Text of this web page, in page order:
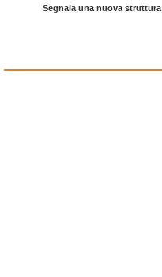
Segnala una nuova struttura